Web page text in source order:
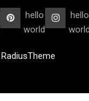
hello
world
hello
RadiusTheme